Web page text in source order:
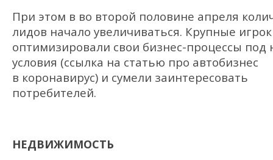
При этом в во второй половине апреля
лидов начало увеличиваться. Крупные
оптимизировали свои бизнес-процессы под
условия (ссылка на статью про автобизнес
в коронавирус) и сумели заинтересовать
потребителей.
НЕДВИЖИМОСТЬ